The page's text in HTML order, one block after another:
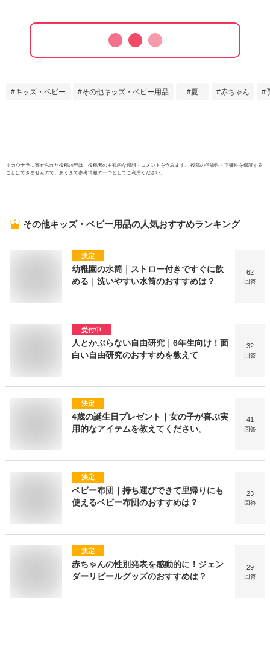
キッズ・ベビー その他キッズ・ベビー用品 夏 赤ちゃん
※ カウナラに寄せられた投稿内容は、投稿者の主観的な感想・コメントを含みます。 投稿の信憑性・正確性を保証する
ことはできませんので、あくまで参考情報の一つとしてご利用ください。
その他キッズ・ベビー用品の人気おすすめランキング
決定
幼稚園の水筒｜ストロー付きですぐに飲
める｜洗いやすい水筒のおすすめは？
62
回答
受付中
人とかぶらない自由研究｜6年生向け！面
白い自由研究のおすすめを教えて
32
回答
決定
4歳の誕生日プレゼント｜女の子が喜ぶ実
用的なアイテムを教えてください。
41
回答
決定
ベビー布団｜持ち運びできて里帰りにも
使えるベビー布団のおすすめは？
23
回答
決定
赤ちゃんの性別発表を感動的に！ジェン
ダーリビールグッズのおすすめは？
29
回答